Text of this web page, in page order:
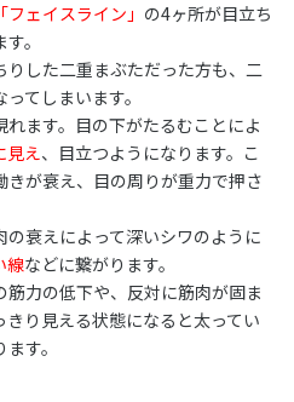
ェイスライン」 の4ヶ所が目立ち
。
した二重まぶただった方も、二
てしまいます。
れます。目の下がたるむことによ
見え、目立つようになります。こ
が衰え、目の周りが重力で押さ
衰えによって深いシワのように
線などに繋がります。
力の低下や、反対に筋肉が固ま
り見える状態になると太ってい
す。